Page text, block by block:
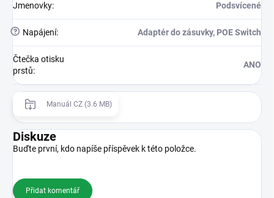
Jmenovky: Podsvícené
? Napájení: Adaptér do zásuvky, POE Switch
Čtečka otisku
prstů:
ANO
Manuál CZ (3.6 MB)
Diskuze
Buďte první, kdo napíše příspěvek k této položce.
Přidat komentář